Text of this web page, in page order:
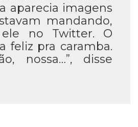
aparecia imagens
mandando,
ele no Twitter. O
feliz pra caramba.
nossa…”, disse